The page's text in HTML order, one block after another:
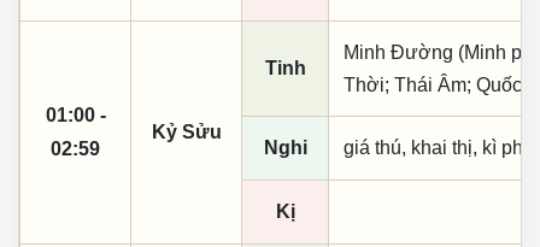
01:00 -
02:59
Kỷ Sửu
Tinh
Minh Đường (Minh
Thời; Thái Âm; Quốc
Nghi giá thú, khai thị, kì
Kị